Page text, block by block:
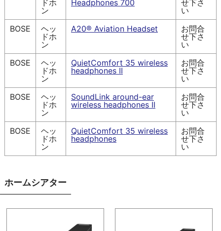
ドホ
ン
Headphones 700
せ下さ
い
BOSE
ヘッ
ドホ
ン
A20® Aviation Headset
お問合
せ下さ
い
BOSE
ヘッ
ドホ
ン
QuietComfort 35 wireless
headphones II
お問合
せ下さ
い
BOSE
ヘッ
ドホ
ン
SoundLink around-ear
wireless headphones II
お問合
せ下さ
い
BOSE
ヘッ
ドホ
ン
QuietComfort 35 wireless
headphones
お問合
せ下さ
い
ホームシアター